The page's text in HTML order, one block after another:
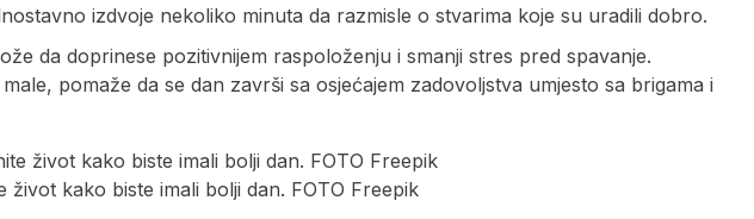
izdvoje nekoliko minuta da razmisle o stvarima koje su uradili dobro.
da doprinese pozitivnijem raspoloženju i smanji stres pred spavanje.
pomaže da se dan završi sa osjećajem zadovoljstva umjesto sa brigama i
kako biste imali bolji dan. FOTO Freepik